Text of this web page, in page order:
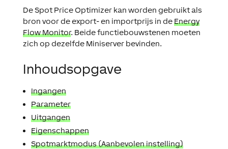
De Spot Price Optimizer kan worden gebruikt als
bron voor de export- en importprijs in deEnergy
Flow Monitor. Beide functiebouwstenen moeten
zich op dezelfde Miniserver bevinden.
Inhoudsopgave
Ingangen
Parameter
Uitgangen
Eigenschappen
Spotmarktmodus (Aanbevolen instelling)